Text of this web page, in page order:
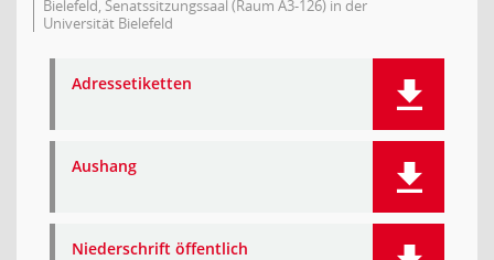
Bielefeld, Senatssitzungssaal (Raum A3-126) in der
Universität Bielefeld
Adressetiketten
Aushang
Niederschrift öffentlich